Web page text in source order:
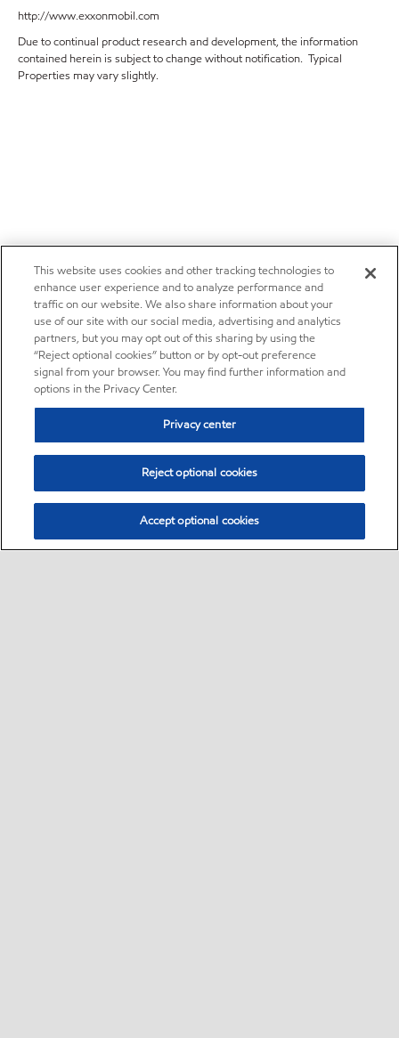
http://www.exxonmobil.com
Due to continual product research and development, the information
contained herein is subject to change without notification. Typical
Properties may vary slightly.
This website uses cookies and other tracking technologies to
enhance user experience and to analyze performance and
traffic on our website. We also share information about your
use of our site with our social media, advertising and analytics
partners, but you may opt out of this sharing by using the
“Reject optional cookies” button or by opt-out preference
signal from your browser. You may find further information and
options in the Privacy Center.
Privacy center
Reject optional cookies
Accept optional cookies